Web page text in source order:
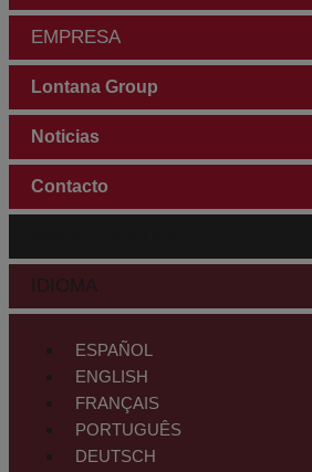
EMPRESA
Lontana Group
Noticias
Contacto
IDIOMA
ESPAÑOL
ENGLISH
FRANÇAIS
PORTUGUÊS
DEUTSCH